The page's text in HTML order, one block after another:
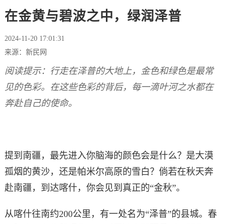
在金黄与碧波之中，绿润泽普
2024-11-20 17:01:31
来源：新民网
阅读提示：行走在泽普的大地上，金色和绿色是最常
见的色彩。在这些色彩的背后，每一滴叶河之水都在
奔赴自己的使命。
提到南疆，最先进入你脑海的颜色会是什么？是大漠
孤烟的黄沙，还是帕米尔高原的雪白？倘若在秋天奔
赴南疆，到达喀什，你会见到真正的“金秋”。
从喀什往南约200公里，有一处名为“泽普”的县城。春